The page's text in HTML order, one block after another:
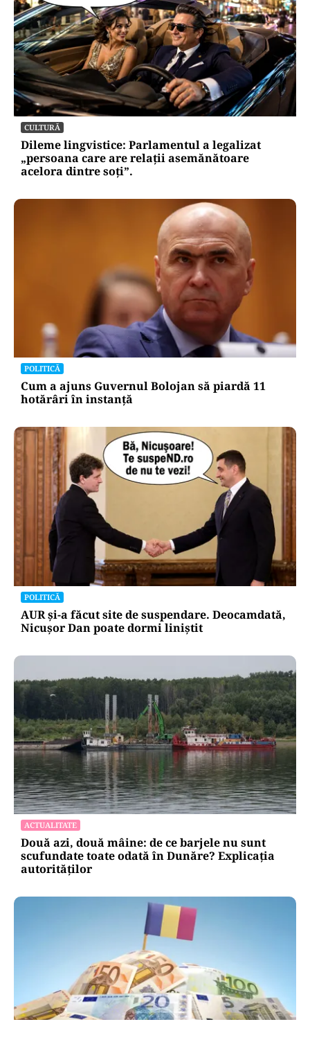
CULTURĂ
Dileme lingvistice: Parlamentul a legalizat
„persoana care are relații asemănătoare
acelora dintre soți”.
POLITICĂ
Cum a ajuns Guvernul Bolojan să piardă 11
hotărâri în instanță
POLITICĂ
AUR și-a făcut site de suspendare. Deocamdată,
Nicușor Dan poate dormi liniștit
ACTUALITATE
Două azi, două mâine: de ce barjele nu sunt
scufundate toate odată în Dunăre? Explicația
autorităților